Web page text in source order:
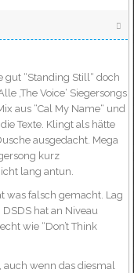
“Standing Still“ doch
‚The Voice‘ Siegersongs
aus “Cal My Name“ und
Texte. Klingt als hätte
ausgedacht. Mega
kurz
lang antun.
was falsch gemacht. Lag
hat an Niveau
wie “Don’t Think
auch wenn das diesmal